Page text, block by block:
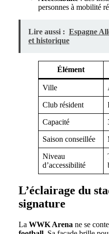
personnes à mobilité
Lire aussi : Espagne
et historique
Élément
Ville
Club résident
Capacité
Saison conseillée
Niveau
d’accessibilité
L’éclairage du
signature
La WWK Arena ne se